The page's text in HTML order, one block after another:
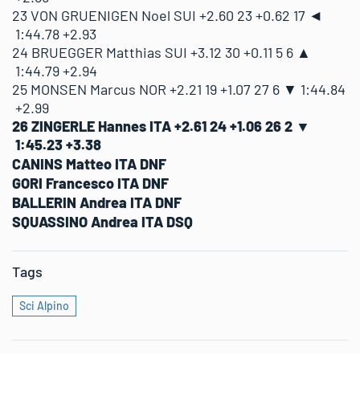
23 VON GRUENIGEN Noel SUI +2.60 23 +0.62 17 ◄
1:44.78+2.93
24 BRUEGGER Matthias SUI +3.12 30 +0.11 5 6 ▲
1:44.79+2.94
25 MONSEN Marcus NOR +2.21 19+1.07 27 6 ▼ 1:44.84
+2.99
26 ZINGERLE HannesITA+2.6124+1.06262 ▼
1:45.23+3.38
CANINS Matteo ITA DNF
GORI Francesco ITA DNF
BALLERIN Andrea ITA DNF
SQUASSINO Andrea ITA DSQ
35 SUI
25 9 MONSEN Marcus +2.21 19
36 ITA
Tags
Sci Alpino